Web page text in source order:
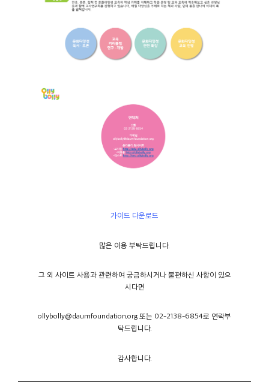
가이드 다운로드
많은 이용 부탁드립니다.
그 외 사이트 사용과 관련하여 궁금하시거나 불편하신 사항이 있으
시다면
ollybolly@daumfoundation.org 또는 02-2138-6854로 연락부
탁드립니다.
감사합니다.